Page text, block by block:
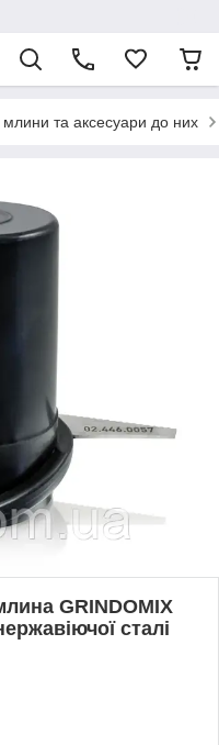
млини та аксесуари до них
GRINDOMIX
сталі